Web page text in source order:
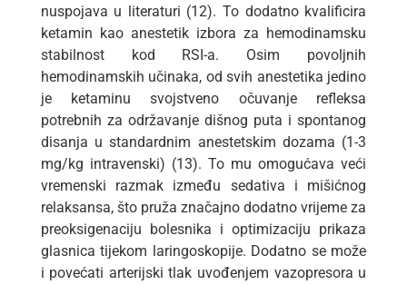
nuspojava u literaturi (12). To dodatno kvalificira
ketamin kao anestetik izbora za hemodinamsku
stabilnost kod RSI-a. Osim povoljnih
hemodinamskih učinaka, od svih anestetika jedino
je ketaminu svojstveno očuvanje refleksa
potrebnih za održavanje dišnog puta i spontanog
disanja u standardnim anestetskim dozama (1-3
mg/kg intravenski) (13). To mu omogućava veći
vremenski razmak između sedativa i mišićnog
relaksansa, što pruža značajno dodatno vrijeme za
preoksigenaciju bolesnika i optimizaciju prikaza
glasnica tijekom laringoskopije. Dodatno se može
i povećati arterijski tlak uvođenjem vazopresora u